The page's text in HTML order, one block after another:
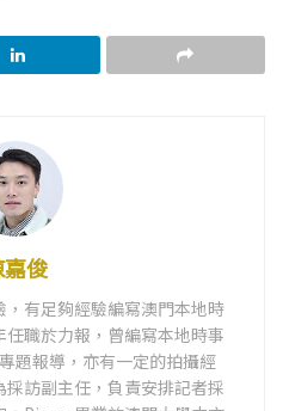
嘉俊
有足夠經驗編寫澳門本地時
職於力報，曾編寫本地時事
題報導，亦有一定的拍攝經
訪副主任，負責安排記者採